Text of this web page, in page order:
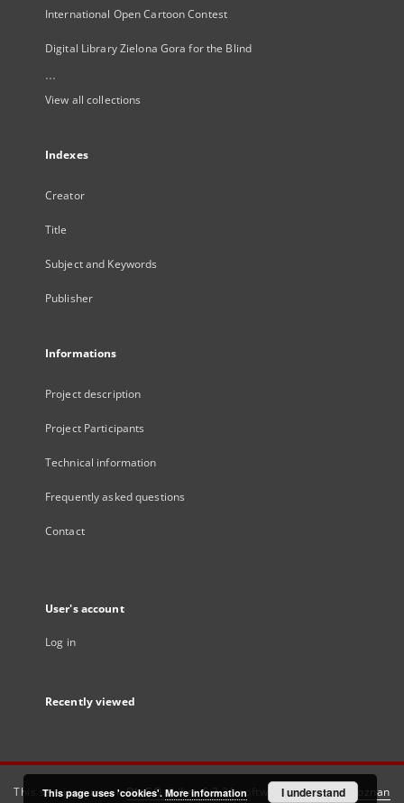
International Open Cartoon Contest
Digital Library Zielona Gora for the Blind
...
View all collections
Indexes
Creator
Title
Subject and Keywords
Publisher
Informations
Project description
Project Participants
Technical information
Frequently asked questions
Contact
User's account
Log in
Recently viewed
This service runs onDInGO dLibra 6.3.21software created by
Poznan
This page uses 'cookies'. More information I understand